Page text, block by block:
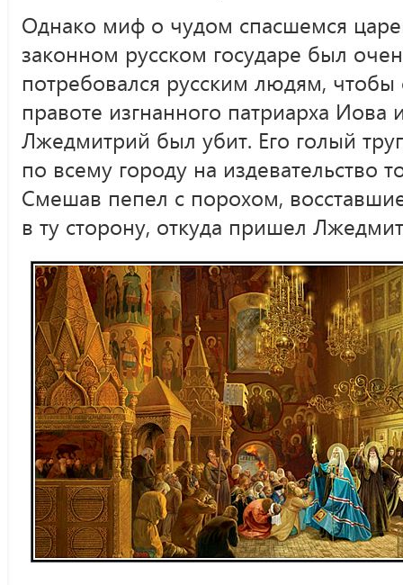
Однако миф о чудом спасшемся
законном русском государе был
потребовался русским людям, чтобы
правоте изгнанного патриарха Иова
Лжедмитрий был убит. Его голый
по всему городу на издевательство
Смешав пепел с порохом,
в ту сторону, откуда пришел